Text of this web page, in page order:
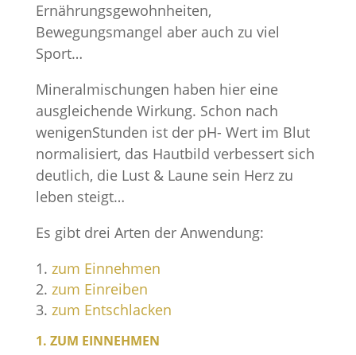
Ernährungsgewohnheiten,
Bewegungsmangel aber auch zu viel
Sport…
Mineralmischungen haben hier eine
ausgleichende Wirkung. Schon nach
wenigenStunden ist der pH- Wert im Blut
normalisiert, das Hautbild verbessert sich
deutlich, die Lust & Laune sein Herz zu
leben steigt…
Es gibt drei Arten der Anwendung:
zum Einnehmen
zum Einreiben
zum Entschlacken
1. ZUM EINNEHMEN